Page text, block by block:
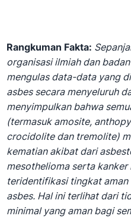
Rangkuman Fakta:
organisasi ilmiah dan
mengulas data-data yang
asbes secara menyeluruh
menyimpulkan bahwa
(termasuk amosite,
crocidolite dan tremolite)
kematian akibat dari
mesothelioma serta kanker
teridentifikasi tingkat aman
asbes. Hal ini terlihat dari
minimal yang aman bagi